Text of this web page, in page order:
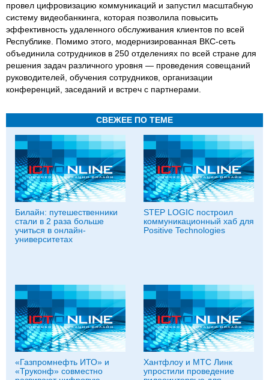
провел цифровизацию коммуникаций и запустил масштабную
систему видеобанкинга, которая позволила повысить
эффективность удаленного обслуживания клиентов по всей
Республике. Помимо этого, модернизированная ВКС-сеть
объединила сотрудников в 250 отделениях по всей стране для
решения задач различного уровня — проведения совещаний
руководителей, обучения сотрудников, организации
конференций, заседаний и встреч с партнерами.
СВЕЖЕЕ ПО ТЕМЕ
Билайн: путешественники
стали в 2 раза больше
учиться в онлайн-
университетах
STEP LOGIC построил
коммуникационный хаб для
Positive Technologies
«Газпромнефть ИТО» и
«Труконф» совместно
Хантфлоу и МТС Линк
упростили проведение